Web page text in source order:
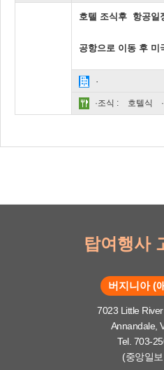
호텔 조식후 항공일
공항으로 이동 후 미
·
·조식 : 호텔식
탑여행사
버지니아 (
7023 Little
Annandale,
Tel. 703-
(중앙일